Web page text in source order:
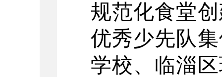
规范化食堂
优秀少先队
学校、临淄